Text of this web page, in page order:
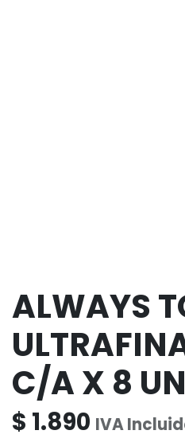
ALWAYS
C/A X 8
$ 1.890 IVA